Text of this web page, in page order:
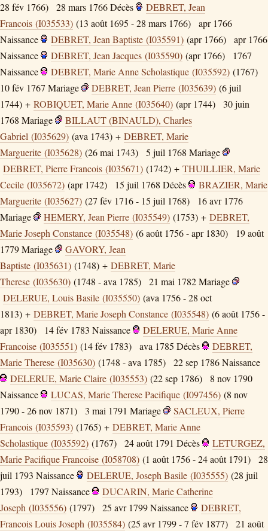
28 fév 1766)
28 mars 1766Décès
DEBRET, Jean
Francois (I035533) (13 août 1695 - 28 mars 1766)
apr 1766
Naissance
DEBRET, Jean Baptiste (I035591) (apr 1766)
apr 1766
Naissance
DEBRET, Jean Jacques (I035590) (apr 1766)
1767
Naissance
DEBRET, Marie Anne Scholastique (I035592) (1767)
10 fév 1767 Mariage DEBRET, Jean Pierre (I035639) (6 juil
1744) + ROBIQUET, Marie Anne (I035640) (apr 1744)
30 juin
1768 Mariage
BILLAUT (BINAULD), Charles
Gabriel (I035629) (ava 1743) + DEBRET, Marie
Marguerite (I035628) (26 mai 1743) 5 juil 1768 Mariage
DEBRET, Pierre Francois (I035671) (1742) + THUILLIER, Marie
Cecile (I035672) (apr 1742) 15 juil 1768 Décès
BRAZIER, Marie
Marguerite (I035627) (27 fév 1716 - 15 juil 1768)
16 avr 1776
Mariage
HEMERY, Jean Pierre (I035549) (1753) + DEBRET,
Marie Joseph Constance (I035548) (6 août 1756 - apr 1830)
19 août
1779Mariage
GAVORY, Jean
Baptiste (I035631) (1748) + DEBRET, Marie
Therese (I035630) (1748 - ava 1785) 21 mai 1782Mariage
DELERUE, Louis Basile (I035550) (ava 1756 - 28 oct
1813) + DEBRET, Marie Joseph Constance (I035548) (6 août 1756 -
apr 1830)
14 fév 1783 Naissance
DELERUE, Marie Anne
Francoise (I035551) (14 fév 1783) ava 1785 Décès
DEBRET,
Marie Therese (I035630) (1748 - ava 1785) 22 sep 1786Naissance
DELERUE, Marie Claire (I035553) (22 sep 1786)
8 nov 1790
Naissance
LUCAS, Marie Therese Pacifique (I097456) (8 nov
1790 - 26 nov 1871)
3 mai 1791 Mariage
SACLEUX, Pierre
Francois (I035593) (1765) + DEBRET, Marie Anne
Scholastique (I035592) (1767) 24 août 1791 Décès
LETURGEZ,
Marie Pacifique Francoise (I058708) (1 août 1756 - 24 août 1791)
28
juil 1793 Naissance DELERUE, Joseph Basile (I035555) (28 juil
1793)
1797 Naissance
DUCARIN, Marie Catherine
Joseph (I035556) (1797) 25 avr 1799Naissance
DEBRET,
Francois Louis Joseph (I035584) (25 avr 1799 - 7 fév 1877)
21 août